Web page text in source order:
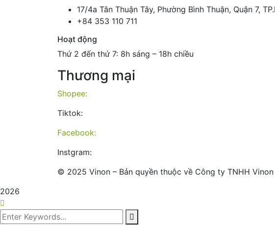
17/4a Tân Thuận Tây, Phường Bình Thuận, Quận 7,
+84 353 110 711
Hoạt động
Thứ 2 đến thứ 7: 8h sáng – 18h chiều
Thương mại
Shopee:
Tiktok:
Facebook:
Instgram:
© 2025 Vinon – Bản quyền thuộc về Công ty TNHH Vinon
2026